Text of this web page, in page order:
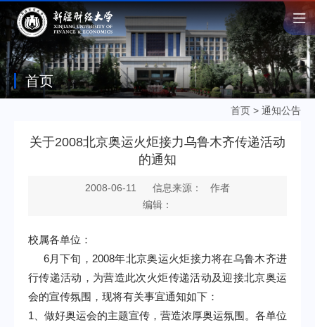
首页
首页 > 通知公告
关于2008北京奥运火炬接力乌鲁木齐传递活动
的通知
2008-06-11
信息来源： 作者
编辑：
校属各单位：
6月下旬， 2008年北京奥运火炬接力将在乌鲁木齐进
行传递活动，为营造此次火炬传递活动及迎接北京奥运
会的宣传氛围，现将有关事宜通知如下：
1 、做好奥运会的主题宣传，营造浓厚奥运氛围。各单位